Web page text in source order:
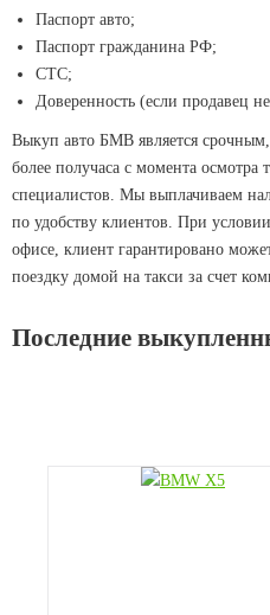
Паспорт авто;
Паспорт гражданина РФ;
СТС;
Доверенность (если продавец
Выкуп авто БМВ является
более получаса с момента
специалистов. Мы выплачиваем
по удобству клиентов. При
офисе, клиент гарантировано
поездку домой на такси за счет
Последние